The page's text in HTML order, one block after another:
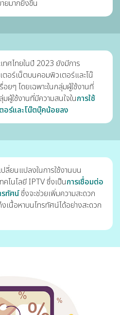
ยมากยิ่งขึ้น
ทศไทยในปี 2023 ยังมีการ
ตอร์เน็ตบนคอมพิวเตอร์และโน๊
ยๆ โดยเฉพาะในกลุ่มผู้ใช้งานที่
ผู้ใช้งานที่มีความสนใจในการใช้
อร์และโน๊ตบุ๊คน้อยลง
ลี่ยนแปลงในการใช้งานบน
โนโลยี IPTV ซึ่งเป็นการเชื่อมต่อ
รทัศน์ซึ่งจะช่วยเพิ่มความสะดวก
งเนื้อหาบนโทรทัศน์ได้อย่างสะดวก